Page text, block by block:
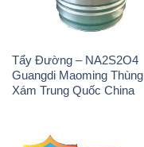
Tẩy Đường – NA2S2O4
Guangdi Maoming Thùng
Xám Trung Quốc China